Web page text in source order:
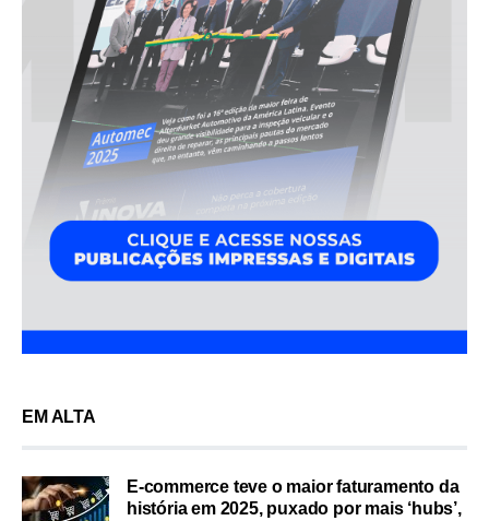
EM ALTA
E-commerce teve o maior faturamento da
história em 2025, puxado por mais ‘hubs’,